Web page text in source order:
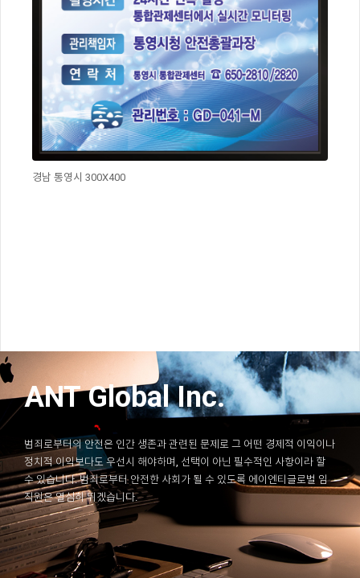
경남 통영시 300X400
ANT Global Inc.
범죄로부터의 안전은 인간 생존과 관련된 문제로 그 어떤 경제적 이익이나
정치적 이익보다도 우선시 해야하며, 선택이 아닌 필수적인 사항이라 할
수 있습니다. 범죄로부터 안전한 사회가 될 수 있도록 에이엔티글로벌 임
직원은 열심히 뛰겠습니다.